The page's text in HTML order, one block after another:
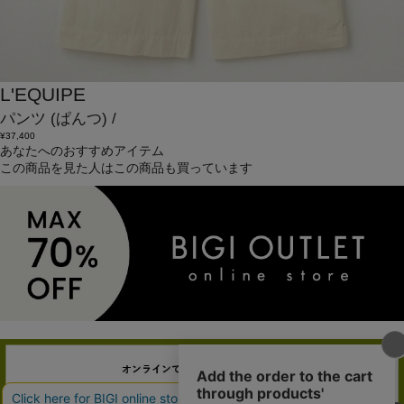
L'EQUIPE
パンツ (ぱんつ) /
¥37,400
あなたへのおすすめアイテム
この商品を見た人はこの商品も買っています